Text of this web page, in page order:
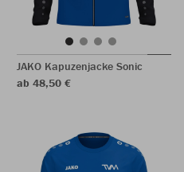
JAKO Kapuzenjacke Sonic
ab 48,50 €